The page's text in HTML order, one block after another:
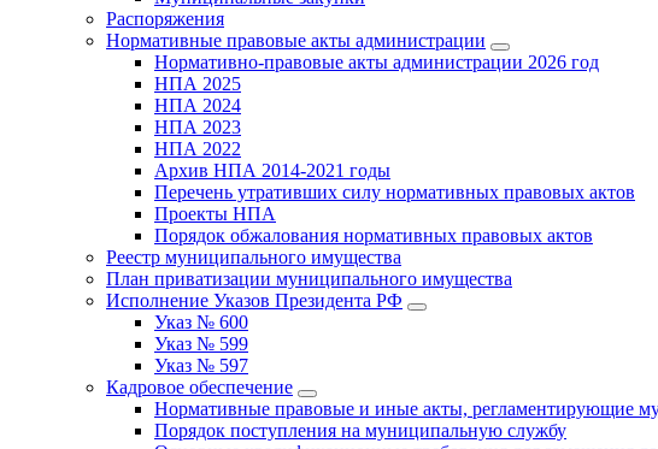
Распоряжения
Нормативные правовые акты администрации
Нормативно-правовые акты администрации 2026 год
НПА 2025
НПА 2024
НПА 2023
НПА 2022
Архив НПА 2014-2021 годы
Перечень утративших силу нормативных правовых актов
Проекты НПА
Порядок обжалования нормативных правовых актов
Реестр муниципального имущества
План приватизации муниципального имущества
Исполнение Указов Президента РФ
Указ № 600
Указ № 599
Указ № 597
Кадровое обеспечение
Нормативные правовые и иные акты, регламентирующие
Порядок поступления на муниципальную службу